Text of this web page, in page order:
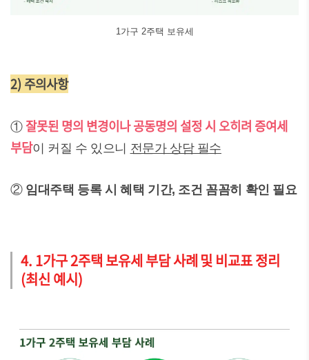
1가구 2주택 보유세
2) 주의사항
① 잘못된 명의 변경이나 공동명의 설정 시 오히려 증여세
부담이 커질 수 있으니 전문가 상담 필수
② 임대주택 등록 시 혜택 기간, 조건 꼼꼼히 확인 필요
4. 1가구 2주택 보유세 부담 사례 및 비교표 정리
(최신 예시)